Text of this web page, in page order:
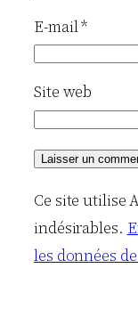
E-mail*
Site web
Ce site utilise
indésirables.
les données